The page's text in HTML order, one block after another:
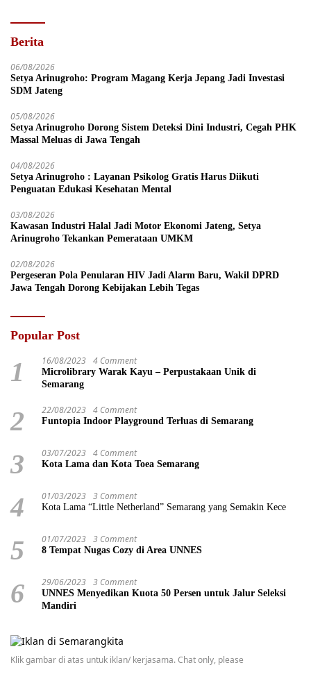
Berita
06/08/2026
Setya Arinugroho: Program Magang Kerja Jepang Jadi Investasi
SDM Jateng
05/08/2026
Setya Arinugroho Dorong Sistem Deteksi Dini Industri, Cegah PHK
Massal Meluas di Jawa Tengah
04/08/2026
Setya Arinugroho : Layanan Psikolog Gratis Harus Diikuti
Penguatan Edukasi Kesehatan Mental
03/08/2026
Kawasan Industri Halal Jadi Motor Ekonomi Jateng, Setya
Arinugroho Tekankan Pemerataan UMKM
02/08/2026
Pergeseran Pola Penularan HIV Jadi Alarm Baru, Wakil DPRD
Jawa Tengah Dorong Kebijakan Lebih Tegas
Popular Post
1 16/08/2023 4 Comment
Microlibrary Warak Kayu – Perpustakaan Unik di
Semarang
2 22/08/2023 4 Comment
Funtopia Indoor Playground Terluas di Semarang
3 03/07/2023 4 Comment
Kota Lama dan Kota Toea Semarang
4 01/03/2023 3 Comment
Kota Lama “Little Netherland” Semarang yang Semakin Kece
5 01/07/2023 3 Comment
8 Tempat Nugas Cozy di Area UNNES
6 29/06/2023 3 Comment
UNNES Menyedikan Kuota 50 Persen untuk Jalur Seleksi
Mandiri
Klik gambar di atas untuk iklan/ kerjasama. Chat only, please